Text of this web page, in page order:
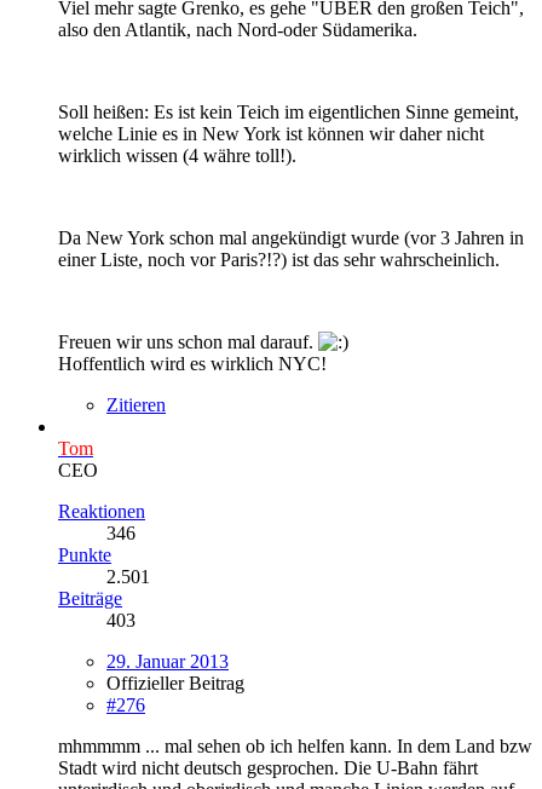
Viel mehr sagte Grenko, es gehe "ÜBER den großen Teich",
also den Atlantik, nach Nord-oder Südamerika.
Soll heißen: Es ist kein Teich im eigentlichen Sinne gemeint,
welche Linie es in New York ist können wir daher nicht
wirklich wissen (4 währe toll!).
Da New York schon mal angekündigt wurde (vor 3 Jahren in
einer Liste, noch vor Paris?!?) ist das sehr wahrscheinlich.
Freuen wir uns schon mal darauf.
Hoffentlich wird es wirklich NYC!
Zitieren
Tom
CEO
Reaktionen
346
Punkte
2.501
Beiträge
403
29. Januar 2013
Offizieller Beitrag
#276
mhmmmm ... mal sehen ob ich helfen kann. In dem Land bzw
Stadt wird nicht deutsch gesprochen. Die U-Bahn fährt